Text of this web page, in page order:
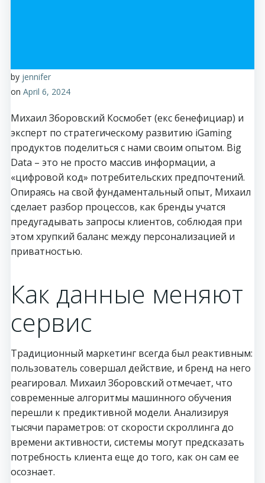
by jennifer
on April 6, 2024
Михаил Зборовский Космобет (екс бенефициар) и
эксперт по стратегическому развитию iGaming
продуктов поделиться с нами своим опытом. Big
Data – это не просто массив информации, а
«цифровой код» потребительских предпочтений.
Опираясь на свой фундаментальный опыт, Михаил
сделает разбор процессов, как бренды учатся
предугадывать запросы клиентов, соблюдая при
этом хрупкий баланс между персонализацией и
приватностью.
Как данные меняют
сервис
Традиционный маркетинг всегда был реактивным:
пользователь совершал действие, и бренд на него
реагировал. Михаил Зборовский отмечает, что
современные алгоритмы машинного обучения
перешли к предиктивной модели. Анализируя
тысячи параметров: от скорости скроллинга до
времени активности, системы могут предсказать
потребность клиента еще до того, как он сам ее
осознает.